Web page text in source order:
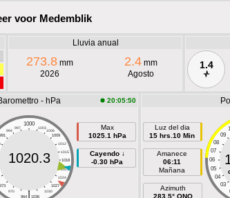
voor Medemblik
Lluvia anual
273.8 mm
2026
2.4 mm
Agosto
1.4
- hPa 20:05:50
1000
997 1003
994
1006
991
1009
1012
1015
1018
1021
1024
973
1027
970
1030
|
964 1036
1020.3
Max
1025.1 hPa
Cayendo ↓
-0.30 hPa
Luz del dia
15 hrs.10 Min
Amanece
06:11
Mañana
Azimuth
283.5° ONO
09
08
07
06
05
04
03